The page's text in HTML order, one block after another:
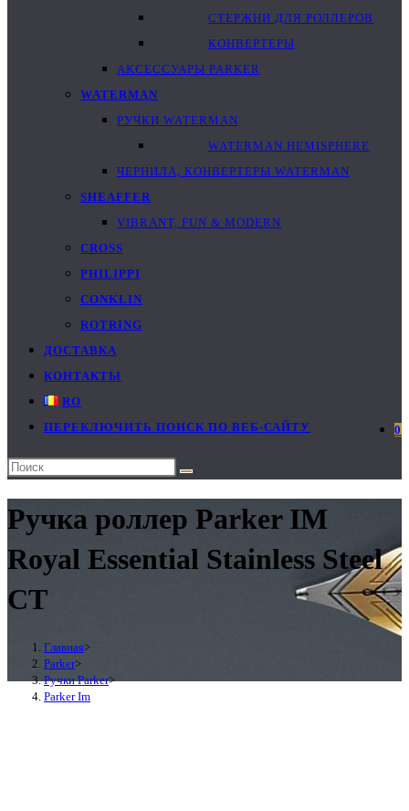
СТЕРЖНИ ДЛЯ РОЛЛЕРОВ
КОНВЕРТЕРЫ
АКСЕССУАРЫ PARKER
WATERMAN
РУЧКИ WATERMAN
WATERMAN HEMISPHERE
ЧЕРНИЛА, КОНВЕРТЕРЫ WATERMAN
SHEAFFER
VIBRANT, FUN & MODERN
CROSS
PHILIPPI
CONKLIN
ROTRING
ДОСТАВКА
КОНТАКТЫ
RO
0
ПЕРЕКЛЮЧИТЬ ПОИСК ПО ВЕБ-САЙТУ
Ручка роллер Parker IM
Royal Essential Stainless Steel
CT
Главная>
Parker>
Ручки Parker>
Parker Im